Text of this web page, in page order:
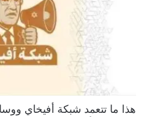
هذا ما تتعمد شبكة أفيخاي